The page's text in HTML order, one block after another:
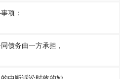
项：
债务由一方承担，